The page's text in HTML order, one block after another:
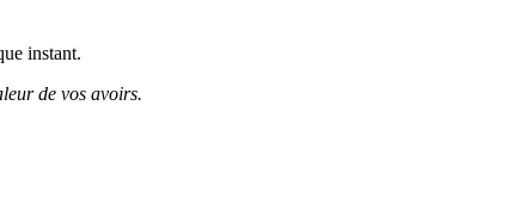
instant.
de vos avoirs.